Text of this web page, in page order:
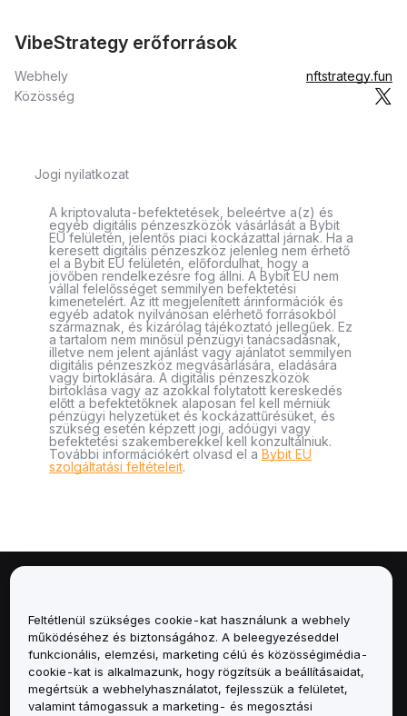
VibeStrategy erőforrások
Webhely
nftstrategy.fun
Közösség
Jogi nyilatkozat
A kriptovaluta-befektetések, beleértve a(z) és
egyéb digitális pénzeszközök vásárlását a Bybit
EU felületén, jelentős piaci kockázattal járnak. Ha a
keresett digitális pénzeszköz jelenleg nem érhető
el a Bybit EU felületén, előfordulhat, hogy a
jövőben rendelkezésre fog állni. A Bybit EU nem
vállal felelősséget semmilyen befektetési
kimenetelért. Az itt megjelenített árinformációk és
egyéb adatok nyilvánosan elérhető forrásokból
származnak, és kizárólag tájékoztató jellegűek. Ez
a tartalom nem minősül pénzügyi tanácsadásnak,
illetve nem jelent ajánlást vagy ajánlatot semmilyen
digitális pénzeszköz megvásárlására, eladására
vagy birtoklására. A digitális pénzeszközök
birtoklása vagy az azokkal folytatott kereskedés
előtt a befektetőknek alaposan fel kell mérniük
pénzügyi helyzetüket és kockázattűrésüket, és
szükség esetén képzett jogi, adóügyi vagy
befektetési szakemberekkel kell konzultálniuk.
További információkért olvasd el a Bybit EU
szolgáltatási feltételeit.
Szolgáltatások
Támogatás
Feltétlenül szükséges cookie-kat használunk a webhely
működéséhez és biztonságához. A beleegyezéseddel
funkcionális, elemzési, marketing célú és közösségimédia-
cookie-kat is alkalmazunk, hogy rögzítsük a beállításaidat,
megértsük a webhelyhasználatot, fejlesszük a felületet,
valamint támogassuk a marketing- és megosztási